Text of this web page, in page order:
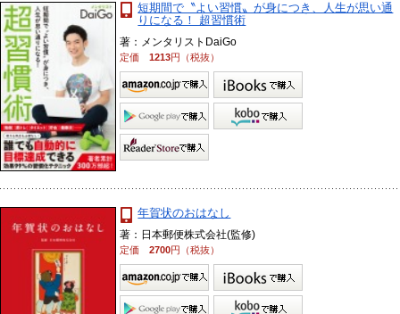
短期間で〝よい習慣〟が身につき、人生が思い通
りになる！ 超習慣術
著：メンタリストDaiGo
定価1213円（税抜）
年賀状のおはなし
著：日本郵便株式会社(監修)
定価2700円（税抜）